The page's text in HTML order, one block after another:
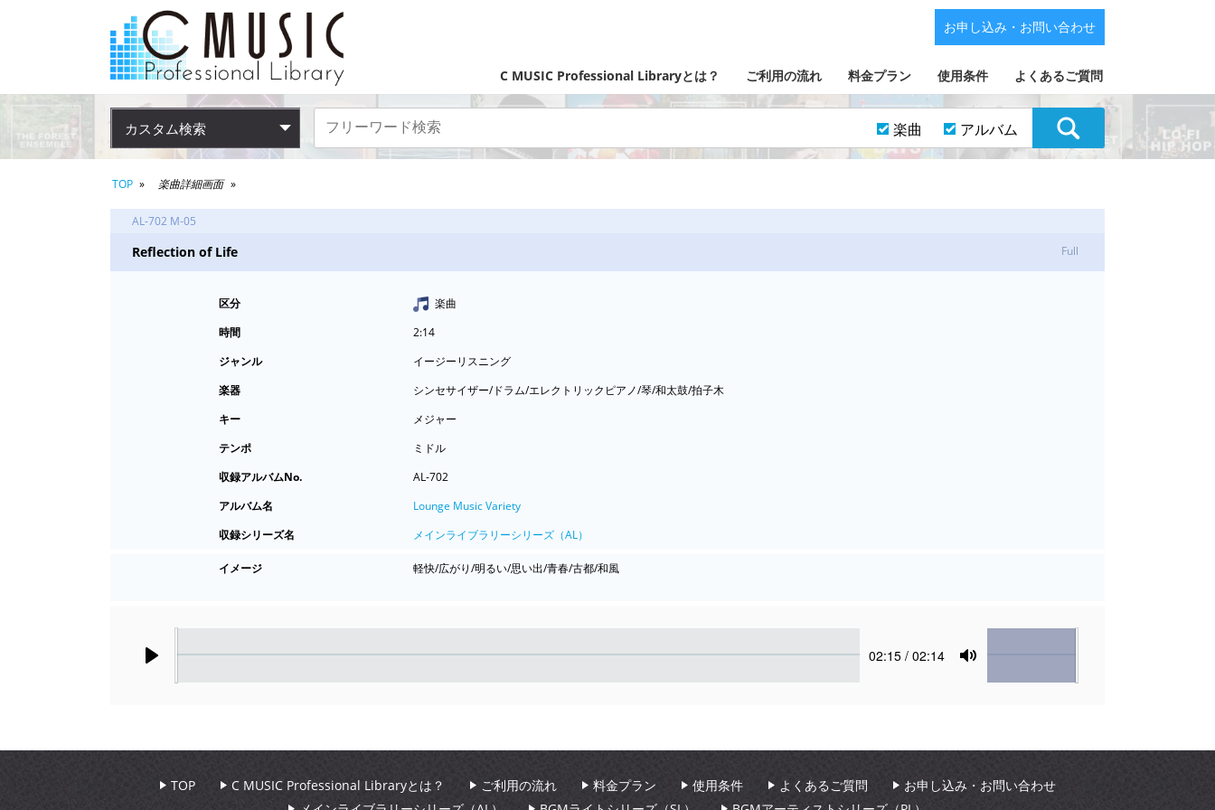
C MUSIC Professional Libraryとは？ ご利用の流れ 料金プラン 使用条件 よくあるご質問
お申し込み・お問い合わせ
カスタム検索 楽曲 アルバム
TOP 楽曲詳細画面
AL-702 M-05
Reflection of Life Full
区分
楽曲
時間
2:14
ジャンル
イージーリスニング
楽器
シンセサイザー/ドラム/エレクトリックピアノ/琴/和太鼓/拍子木
キー
メジャー
テンポ
ミドル
収録アルバムNo.
AL-702
アルバム名
Lounge Music Variety
収録シリーズ名
メインライブラリーシリーズ（AL）
イメージ 軽快/広がり/明るい/思い出/青春/古都/和風
Current
02:15 / 02:14
Mute
Volume
TOP C MUSIC Professional Libraryとは？ ご利用の流れ 料金プラン 使用条件 よくあるご質問
お申し込み・お問い合わせ